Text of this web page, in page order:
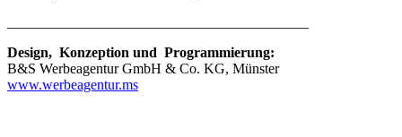
Design, Konzeption und Programmierung:
B&S Werbeagentur GmbH & Co. KG, Münster
www.werbeagentur.ms